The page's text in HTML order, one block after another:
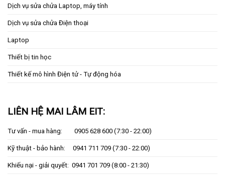
Dịch vụ sửa chửa Laptop, máy tính
Dịch vụ sửa chửa Điện thoại
Laptop
Thiết bị tin học
Thiết kế mô hình Điện tử - Tự động hóa
LIÊN HỆ MAI LÂM EIT:
Tư vấn - mua hàng: 0905 628 600 (7:30 - 22:00)
Kỹ thuật - bảo hành: 0941 711 709 (7:30 - 22:00)
Khiếu nại - giải quyết: 0941 701 709 (8:00 - 21:30)